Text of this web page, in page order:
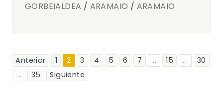
GORBEIALDEA / ARAMAIO / ARAMAIO
Anterior 1 2 3 4 5 6 7 ... 15 ...
30
...
35 Siguiente